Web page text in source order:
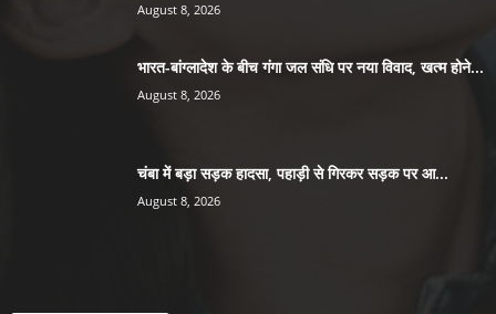
August 8, 2026
भारत-बांग्लादेश के बीच गंगा जल संधि पर नया विवाद, खत्म होने...
August 8, 2026
चंबा में बड़ा सड़क हादसा, पहाड़ी से गिरकर सड़क पर आ...
August 8, 2026